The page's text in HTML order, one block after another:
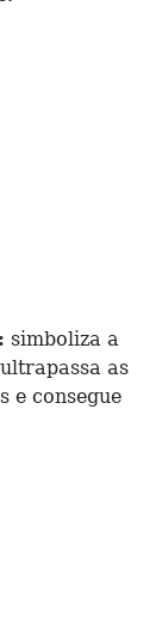
simboliza a
as
e consegue